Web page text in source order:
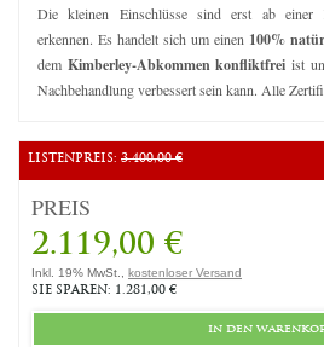
Die kleinen Einschlüsse sind erst ab einer
erkennen. Es handelt sich um einen 100%
dem Kimberley-Abkommen konfliktfrei ist
Nachbehandlung verbessert sein kann. Alle
LISTENPREIS: 3.400,00 €
PREIS
2.119,00 €
Inkl. 19% MwSt., kostenloser Versand
SIE SPAREN: 1.281,00 €
in den